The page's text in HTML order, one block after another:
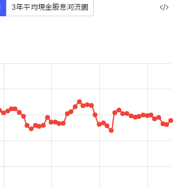
3年平均現金股息河流圖